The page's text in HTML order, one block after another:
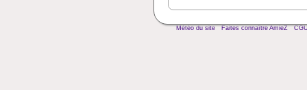
Météo du site Faites connaître AmieZ